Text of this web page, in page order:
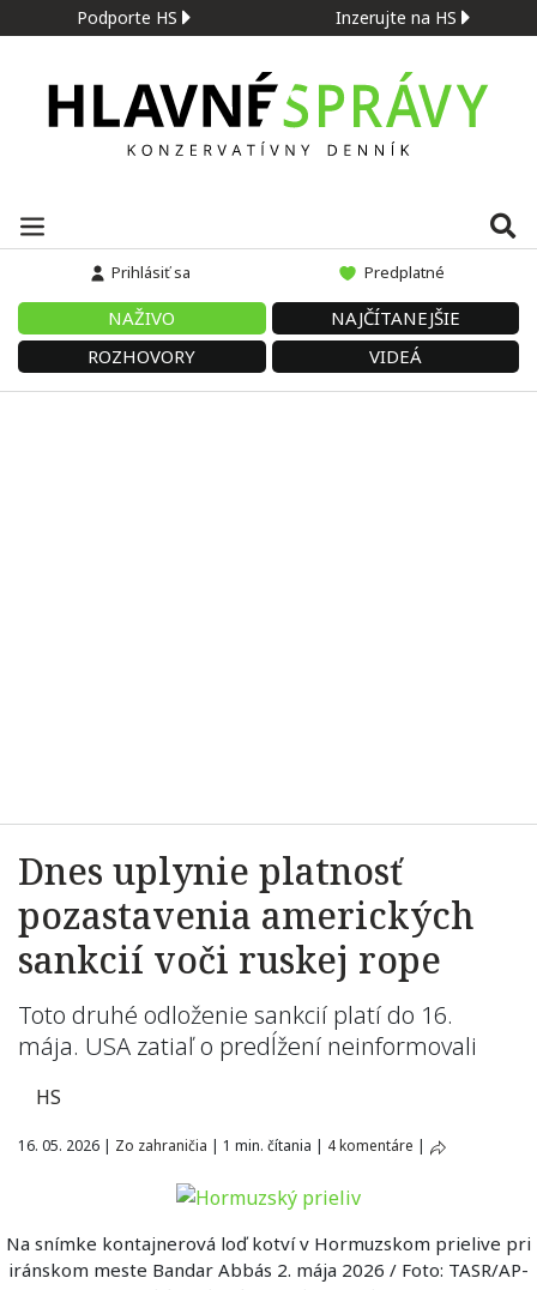
Podporte HS Inzerujte na HS
Prihlásiť sa Predplatné
NAŽIVO
NAJČÍTANEJŠIE
ROZHOVORY
VIDEÁ
Dnes uplynie platnosť
pozastavenia amerických
sankcií voči ruskej rope
Toto druhé odloženie sankcií platí do 16.
mája. USA zatiaľ o predĺžení neinformovali
HS
16. 05. 2026 | Zo zahraničia | 1 min. čítania | 4 komentáre |
Na snímke kontajnerová loď kotví v Hormuzskom prielive pri
iránskom meste Bandar Abbás 2. mája 2026 / Foto: TASR/AP-